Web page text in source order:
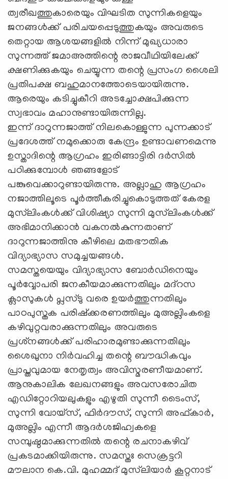
ത്വരീഖത്തുകാരെയും വിഘടിത സുന്നികളെയും
ജനങ്ങള്‍ക്ക് പരിചയപ്പെടുത്തുകയും അവരുടെ
തെറ്റായ ആശയങ്ങളില്‍ നിന്ന് മുഖ്യധാരാ
സുന്നത്ത് ജമാഅത്തിന്റെ രാജവീഥിയിലേക്ക്
ക്ഷണിക്കുകയും ചെയ്യുന്ന തന്റെ പ്രസംഗ ശൈലി
പ്രതിപക്ഷ ബഹുമാനത്തോടെയായിരുന്നു.
ആരെയും കടിച്ചുകീറി അടച്ചാേക്ഷപിക്കുന്ന
സ്വഭാവം മഹാനുണ്ടായിരുന്നില്ല.
ഇന്ന് ദാറുന്നജാത്ത് നിലകൊള്ളുന്ന പുന്നക്കാട്
പ്രദേശത്ത് നമുക്കൊരു കേന്ദ്രം ഉണ്ടാവണമെന്നു
ഉസ്താദിന്റെ ആഗ്രഹം ഇരിങ്ങാട്ടിരി ദര്‍സില്‍
പഠിക്കുമ്പോള്‍ ഞങ്ങളോട്
പങ്കുവെക്കാറുണ്ടായിരുന്നു. അല്ലാഹു ആഗ്രഹം
നജാത്തിലൂടെ പൂര്‍ത്തീകരിച്ചുകൊടുത്തത് കേരള
മുസ്‌ലിംകള്‍ക്ക് വിശിഷ്യാ സുന്നി മുസ്‌ലിംകള്‍ക്ക്
അഭിമാനിക്കാന്‍ വകനല്‍കുന്നതാണ്
ദാറുന്നജാത്തിനു കീഴിലെ മതഭൗതിക
വിദ്യാഭ്യാസ സമുച്ചയങ്ങള്‍.
സമസ്തയെയും വിദ്യാഭ്യാസ ബോര്‍ഡിനെയും
പൂര്‍വ്വോപരി ജനകീയമാക്കുന്നതിലും മദ്‌റസ
ക്ലാസുകള്‍ പ്ലസ്ടു വരെ ഉയര്‍ത്തുന്നതിലും
പാഠപുസ്തക പരിഷ്‌ക്കരണത്തിലും മുഅല്ലിംകളെ
കഴിവുറ്റവരാക്കുന്നതിലും അവരുടെ
പ്രശ്‌നങ്ങള്‍ക്ക് പരിഹാരമുണ്ടാക്കുന്നതിലും
ശൈഖുനാ നിര്‍വഹിച്ച തന്റെ ബൗദ്ധികവും
പ്രാപ്തവുമായ നേതൃത്വം അവിസ്മരണീയമാണ്.
ആനുകാലിക ലേഖനങ്ങളും അവസരോചിത
എഡിറ്റോറിയലുകളും എഴുതി സുന്നീ ടൈംസ്,
സുന്നി വോയ്‌സ്, ഫിര്‍ദൗസ്, സുന്നി അഫ്കാര്‍,
മുഅല്ലിം എന്നീ ആദര്‍ശജിഹ്വകളെ
സമ്പുഷ്ഠമാക്കുന്നതില്‍ തന്റെ രചനാകഴിവ്
പ്രകടമാക്കിയിരുന്നു. സമസ്തഃ സെക്രട്ടറി
മൗലാന കെ.വി. മുഹമ്മദ് മുസ്‌ലിയാര്‍ കൂറ്റനാട്